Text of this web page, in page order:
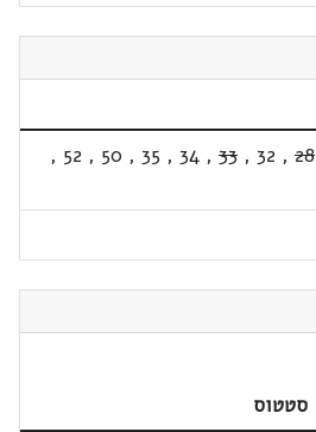
28
,
32
,
33
,
34
,
35
,
50
,
52
,
סטטוס